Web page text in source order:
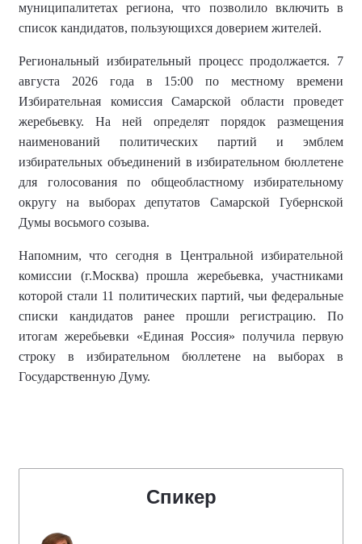
муниципалитетах региона, что позволило включить в
список кандидатов, пользующихся доверием жителей.
Региональный избирательный процесс продолжается. 7
августа 2026 года в 15:00 по местному времени
Избирательная комиссия Самарской области проведет
жеребьевку. На ней определят порядок размещения
наименований политических партий и эмблем
избирательных объединений в избирательном бюллетене
для голосования по общеобластному избирательному
округу на выборах депутатов Самарской Губернской
Думы восьмого созыва.
Напомним, что сегодня в Центральной избирательной
комиссии (г.Москва) прошла жеребьевка, участниками
которой стали 11 политических партий, чьи федеральные
списки кандидатов ранее прошли регистрацию. По
итогам жеребьевки «Единая Россия» получила первую
строку в избирательном бюллетене на выборах в
Государственную Думу.
Спикер